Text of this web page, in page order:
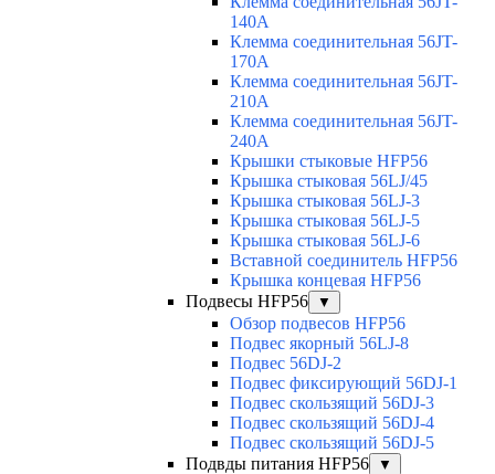
140A
Клемма соединительная 56JT-
170A
Клемма соединительная 56JT-
210A
Клемма соединительная 56JT-
240A
Крышки стыковые HFP56
Крышка стыковая 56LJ/45
Крышка стыковая 56LJ-3
Крышка стыковая 56LJ-5
Крышка стыковая 56LJ-6
Вставной соединитель HFP56
Крышка концевая HFP56
Подвесы HFP56
▼
Обзор подвесов HFP56
Подвес якорный 56LJ-8
Подвес 56DJ-2
Подвес фиксирующий 56DJ-1
Подвес скользящий 56DJ-3
Подвес скользящий 56DJ-4
Подвес скользящий 56DJ-5
Подвды питания HFP56
▼